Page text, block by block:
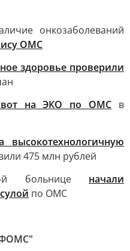
онкозаболеваний
ОМС
здоровье проверили
на ЭКО по ОМС в
высокотехнологичную
475 млн рублей
больнице начали
по ОМС